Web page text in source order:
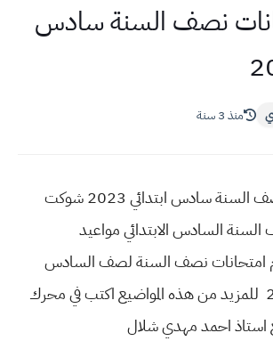
نصف السنة سادس
منذ 3 سنة
موعد امتحانات نصف السنة سادس ابتدائي 2023 شوكت
السادس الابتدائي مواعيد
امتحانات نصف السنة لصف السادس
ابتدائي للعام 2023 للمزيد من هذه المواضيع اكتب في محرك
احمد مهدي شلال